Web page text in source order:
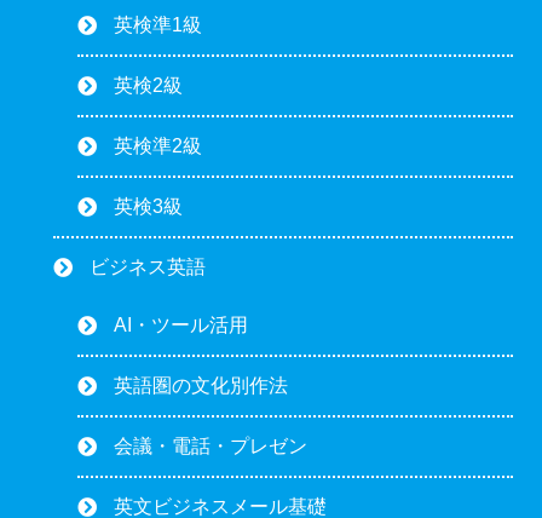
英検準1級
英検2級
英検準2級
英検3級
ビジネス英語
AI・ツール活用
英語圏の文化別作法
会議・電話・プレゼン
英文ビジネスメール基礎